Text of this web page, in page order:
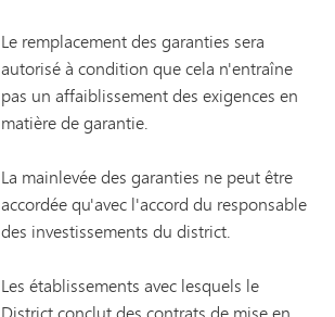
Le remplacement des garanties sera
autorisé à condition que cela n'entraîne
pas un affaiblissement des exigences en
matière de garantie.
La mainlevée des garanties ne peut être
accordée qu'avec l'accord du responsable
des investissements du district.
Les établissements avec lesquels le